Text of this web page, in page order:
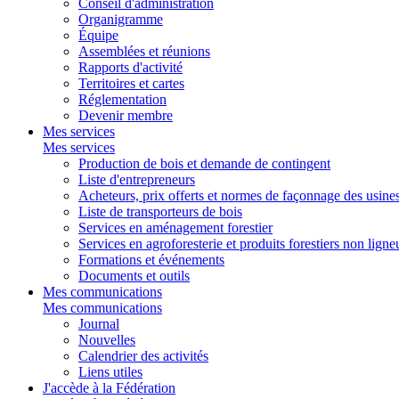
Conseil d'administration
Organigramme
Équipe
Assemblées et réunions
Rapports d'activité
Territoires et cartes
Réglementation
Devenir membre
Mes services
Mes services
Production de bois et demande de contingent
Liste d'entrepreneurs
Acheteurs, prix offerts et normes de façonnage des
Liste de transporteurs de bois
Services en aménagement forestier
Services en agroforesterie et produits forestiers non
Formations et événements
Documents et outils
Mes communications
Mes communications
Journal
Nouvelles
Calendrier des activités
Liens utiles
J'accède à la Fédération